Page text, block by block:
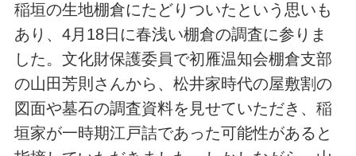
稲垣の生地棚倉にたどりついたという思いも
あり、4月18日に春浅い棚倉の調査に参りま
した。文化財保護委員で初雁温知会棚倉支部
の山田芳則さんから、松井家時代の屋敷割の
図面や墓石の調査資料を見せていただき、稲
垣家が一時期江戸詰であった可能性があると